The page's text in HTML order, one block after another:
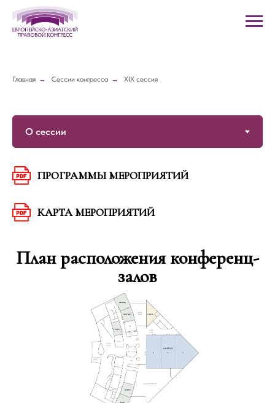
Главная → Сессии конгресса → XIX сессия
ПРОГРАММЫ МЕРОПРИЯТИЙ
КАРТА МЕРОПРИЯТИЙ
План расположения конференц-
залов